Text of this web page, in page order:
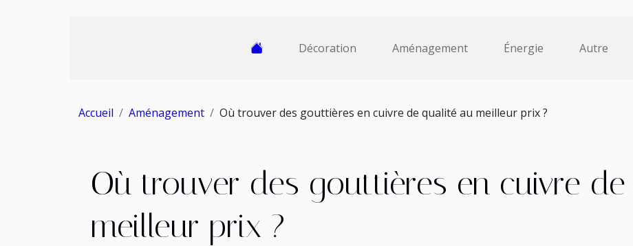
Décoration Aménagement Énergie Autre
Accueil Aménagement Où trouver des gouttières en cuivre de qualité au meilleur prix ?
Où trouver des gouttières en cuivre
meilleur prix ?